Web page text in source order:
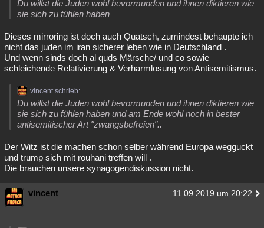
Du willst die Juden wohl bevormunden und ihnen diktieren wie
sie sich zu fühlen haben
Dieses mirroring ist doch auch Quatsch, zumindest behaupte ich
nicht das juden im iran sicherer leben wie in Deutschland .
Und wenn sinds doch al quds Märsche/ und co sowie
schleichende Relativierung & Verharmlosung von Antisemitismus.
vincent schrieb:
Du willst die Juden wohl bevormunden und ihnen diktieren wie
sie sich zu fühlen haben und am Ende wohl noch in bester
antisemitischer Art "zwangsbefreien"..
Der Witz ist die machen schon selber während Europa wegguckt
und trump sich mit rouhani treffen will .
Die brauchen unsere synagogendiskussion nicht.
vincent 11.09.2019 um 20:22